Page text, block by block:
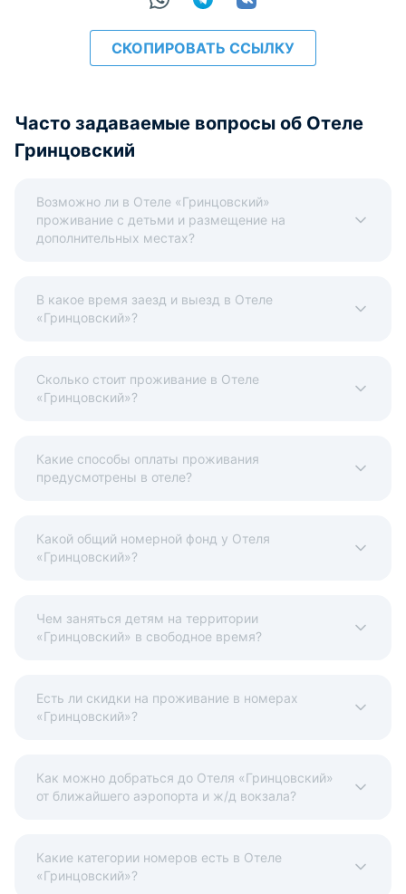
- 2 000 руб. за ребенка за ночь.
Могут спать на дополнительной
кровати ( по запросу)
2 000 руб. за
От 12 лет (взрослый) - 2500 руб.
Дополнительные услуги не включаются автоматически в
общую стоимость и оплачиваются отдельно во время
детских кроваток зависит от выбранного номера.
Проверьте его условия, чтобы узнать максимальную
предоставляются при наличии возможности.
Регистрация выезда:
Условия и правила проживания:
Допускается размещение домашних животных до 5 кг.
Объект размещения взимает депозит или залог в размере
3 000 рублей.
Наличные Безналичный
СКОПИРОВАТЬ ССЫЛКУ
Часто задаваемые вопросы об Отеле
Гринцовский
Возможно ли в Отеле «Гринцовский»
проживание с детьми и размещение на
дополнительных местах?
В какое время заезд и выезд в Отеле
«Гринцовский»?
Сколько стоит проживание в Отеле
«Гринцовский»?
Какие способы оплаты проживания
предусмотрены в отеле?
Какой общий номерной фонд у Отеля
«Гринцовский»?
Чем заняться детям на территории
«Гринцовский» в свободное время?
Есть ли скидки на проживание в номерах
«Гринцовский»?
Как можно добраться до Отеля «Гринцовский»
от ближайшего аэропорта и ж/д вокзала?
Какие категории номеров есть в Отеле
«Гринцовский»?